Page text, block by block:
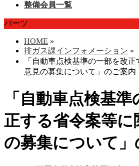
整備会員一覧
パーツ
HOME »
排ガス課インフォメーション »
「自動車点検基準の一部を改
意見の募集について」のご案内
「自動車点検基
正する省令案等に
の募集について」